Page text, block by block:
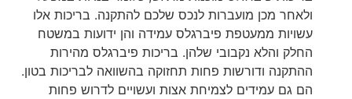
ולאחר מכן מועברות לנכס שלכם להתקנה. בריכות אלו
עשויות ממעטפת פיברגלס עמידה והן ידועות במשטח
החלק והלא נקבובי שלהן. בריכות פיברגלס מהירות
ההתקנה ודורשות פחות תחזוקה בהשוואה לבריכות בטון.
הם גם עמידים לצמיחת אצות ועשויים לדרוש פחות